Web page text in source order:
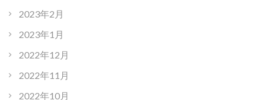
2023年2月
2023年1月
2022年12月
2022年11月
2022年10月